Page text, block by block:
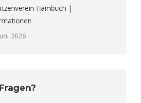
Hambuch |
2026